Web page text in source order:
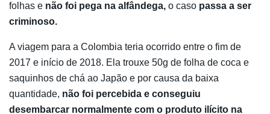
folhas e não foi pega na alfândega, o caso passa a ser
criminoso.
A viagem para a Colombia teria ocorrido entre o fim de
2017 e início de 2018. Ela trouxe 50g de folha de coca e
saquinhos de chá ao Japão e por causa da baixa
quantidade, não foi percebida e conseguiu
desembarcar normalmente com o produto ilícito na